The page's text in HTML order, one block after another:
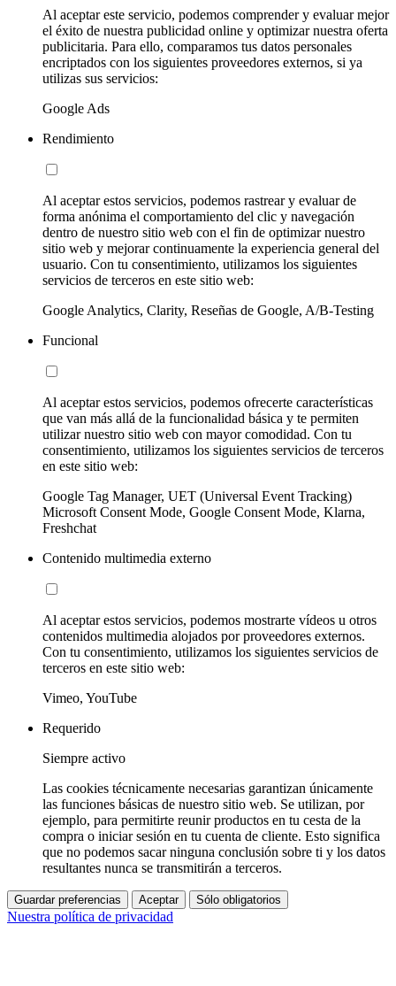
Al aceptar este servicio, podemos comprender y evaluar mejor
el éxito de nuestra publicidad online y optimizar nuestra oferta
publicitaria. Para ello, comparamos tus datos personales
encriptados con los siguientes proveedores externos, si ya
utilizas sus servicios:
Google Ads
Rendimiento
Al aceptar estos servicios, podemos rastrear y evaluar de
forma anónima el comportamiento del clic y navegación
dentro de nuestro sitio web con el fin de optimizar nuestro
sitio web y mejorar continuamente la experiencia general del
usuario. Con tu consentimiento, utilizamos los siguientes
servicios de terceros en este sitio web:
Google Analytics, Clarity, Reseñas de Google, A/B-Testing
Funcional
Al aceptar estos servicios, podemos ofrecerte características
que van más allá de la funcionalidad básica y te permiten
utilizar nuestro sitio web con mayor comodidad. Con tu
consentimiento, utilizamos los siguientes servicios de terceros
en este sitio web:
Google Tag Manager, UET (Universal Event Tracking)
Microsoft Consent Mode, Google Consent Mode, Klarna,
Freshchat
Contenido multimedia externo
Al aceptar estos servicios, podemos mostrarte vídeos u otros
contenidos multimedia alojados por proveedores externos.
Con tu consentimiento, utilizamos los siguientes servicios de
terceros en este sitio web:
Vimeo, YouTube
Requerido
Siempre activo
Las cookies técnicamente necesarias garantizan únicamente
las funciones básicas de nuestro sitio web. Se utilizan, por
ejemplo, para permitirte reunir productos en tu cesta de la
compra o iniciar sesión en tu cuenta de cliente. Esto significa
que no podemos sacar ninguna conclusión sobre ti y los datos
resultantes nunca se transmitirán a terceros.
Guardar preferencias Aceptar Sólo obligatorios
Nuestra política de privacidad